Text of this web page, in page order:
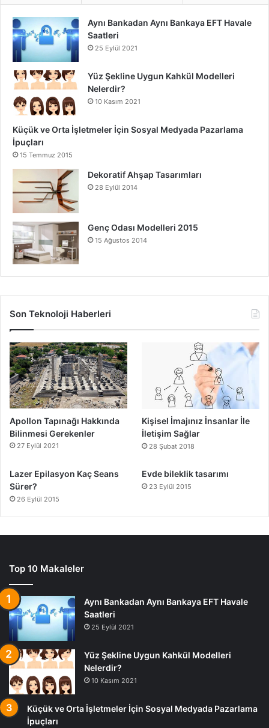
Aynı Bankadan Aynı Bankaya EFT Havale
Saatleri
25 Eylül 2021
Yüz Şekline Uygun Kahkül Modelleri
Nelerdir?
10 Kasım 2021
Küçük ve Orta İşletmeler İçin Sosyal Medyada Pazarlama
İpuçları
15 Temmuz 2015
Dekoratif Ahşap Tasarımları
28 Eylül 2014
Genç Odası Modelleri 2015
15 Ağustos 2014
Son Teknoloji Haberleri
Apollon Tapınağı Hakkında
Bilinmesi Gerekenler
27 Eylül 2021
Kişisel İmajınız İnsanlar İle
İletişim Sağlar
28 Şubat 2018
Lazer Epilasyon Kaç Seans
Sürer?
26 Eylül 2015
Evde bileklik tasarımı
23 Eylül 2015
Top 10 Makaleler
Aynı Bankadan Aynı Bankaya EFT Havale
Saatleri
25 Eylül 2021
Yüz Şekline Uygun Kahkül Modelleri
Nelerdir?
10 Kasım 2021
Küçük ve Orta İşletmeler İçin Sosyal Medyada Pazarlama
İpuçları